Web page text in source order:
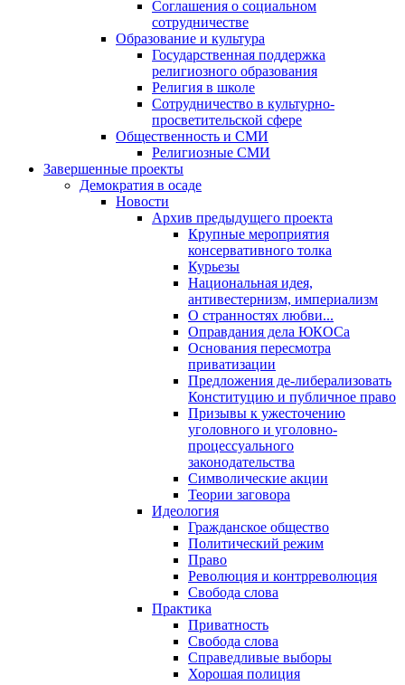
Соглашения о социальном
сотрудничестве
Образование и культура
Государственная поддержка
религиозного образования
Религия в школе
Сотрудничество в культурно-
просветительской сфере
Общественность и СМИ
Религиозные СМИ
Завершенные проекты
Демократия в осаде
Новости
Архив предыдущего проекта
Крупные мероприятия
консервативного толка
Курьезы
Национальная идея,
антивестернизм, империализм
О странностях любви...
Оправдания дела ЮКОСа
Основания пересмотра
приватизации
Предложения де-либерализовать
Конституцию и публичное право
Призывы к ужесточению
уголовного и уголовно-
процессуального
законодательства
Символические акции
Теории заговора
Идеология
Гражданское общество
Политический режим
Право
Революция и контрреволюция
Свобода слова
Практика
Приватность
Свобода слова
Справедливые выборы
Хорошая полиция